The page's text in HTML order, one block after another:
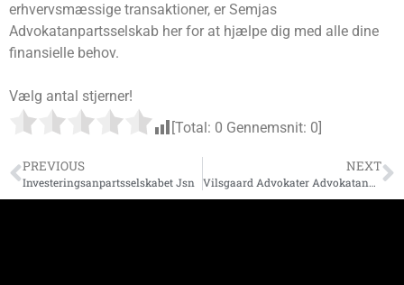
erhvervsmæssige transaktioner, er Semjas
Advokatanpartsselskab her for at hjælpe dig med alle dine
finansielle behov.
Vælg antal stjerner!
[Total: 0 Gennemsnit: 0
PREVIOUS
Investeringsanpartsselskabet Jsn
NEXT
Vilsgaard Advokater Advokatanpartsselskab